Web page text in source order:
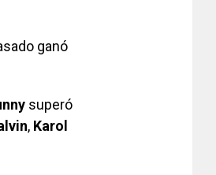
ganó
superó
, Karol